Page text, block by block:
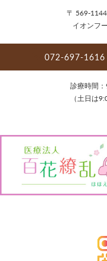
〒 569-
イオンフ
072-697-1616
診療時間
（土日は